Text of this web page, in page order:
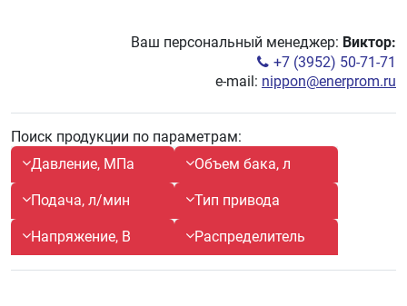
Ваш персональный менеджер: Виктор:
+7 (3952) 50-71-71
e-mail: nippon@enerprom.ru
Поиск продукции по параметрам:
Давление, МПа
Объем бака, л
Подача, л/мин Тип привода
Напряжение, В Распределитель